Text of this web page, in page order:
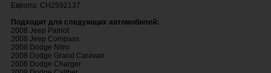
Европа: CH2592137
Подходит для следующих автомобилей:
2008 Jeep Patriot
2008 Jeep Compass
2008 Dodge Nitro
2008 Dodge Grand Caravan
2008 Dodge Charger